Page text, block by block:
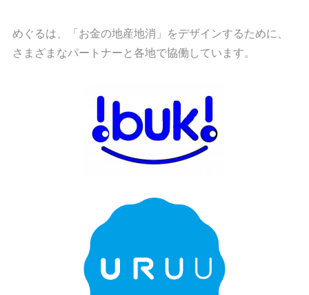
めぐるは、「お金の地産地消」をデザインするために、
さまざまなパートナーと各地で協働しています。